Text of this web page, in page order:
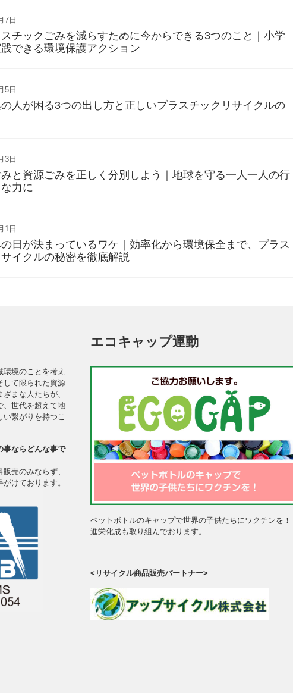
7日
チックごみを減らすために今からできる3つのこと｜小学
できる環境保護アクション
5日
人が困る3つの出し方と正しいプラスチックリサイクルの
3日
と資源ごみを正しく分別しよう｜地球を守る一人一人の行
力に
1日
日が決まっているワケ｜効率化から環境保全まで、プラス
イクルの秘密を徹底解説
境のことを考え
して限られた資源
まな人たちが、
、世代を超えて地
繋がりを持つこ
事ならどんな事で
売のみならず、
けております。
エコキャップ運動
ペットボトルのキャップで世界の子供たちにワクチンを！
進栄化成も取り組んでおります。
<リサイクル商品販売パートナー>